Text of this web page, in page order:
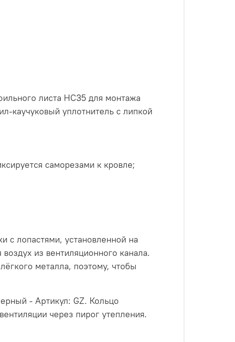
листа НС35 для монтажа
каучуковый уплотнитель с липкой
саморезами к кровле;
с лопастями, установленной на
из вентиляционного канала.
металла, поэтому, чтобы
- Артикул: GZ. Кольцо
через пирог утепления.